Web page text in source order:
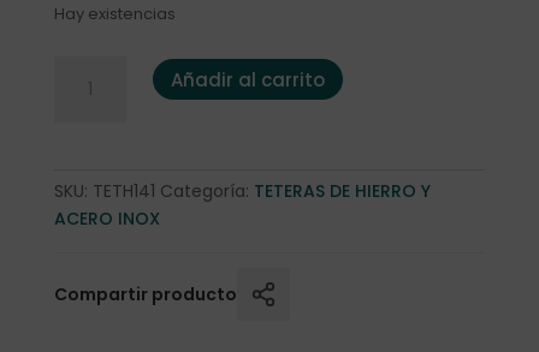
Hay existencias
Set Tetsubin "Bird" 1,2l. c/ salvamantel + 2 vasos cantidad
Añadir al carrito
SKU: TETH141 Categoría: TETERAS DE HIERRO Y
ACERO INOX
Compartir producto